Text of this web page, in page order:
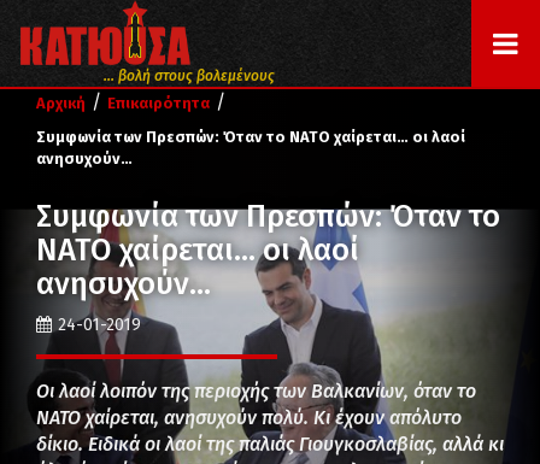
... βολή στους βολεμένους
Αρχική / Επικαιρότητα /
Συμφωνία των Πρεσπών: Όταν το ΝΑΤΟ χαίρεται… οι λαοί
ανησυχούν…
Συμφωνία των Πρεσπών: Όταν το
ΝΑΤΟ χαίρεται… οι λαοί
ανησυχούν…
24-01-2019
Οι λαοί λοιπόν της περιοχής των Βαλκανίων, όταν το
ΝΑΤΟ χαίρεται, ανησυχούν πολύ. Κι έχουν απόλυτο
δίκιο. Ειδικά οι λαοί της παλιάς Γιουγκοσλαβίας, αλλά κι